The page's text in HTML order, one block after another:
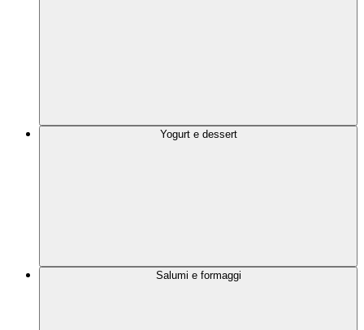
Yogurt e dessert
Salumi e formaggi